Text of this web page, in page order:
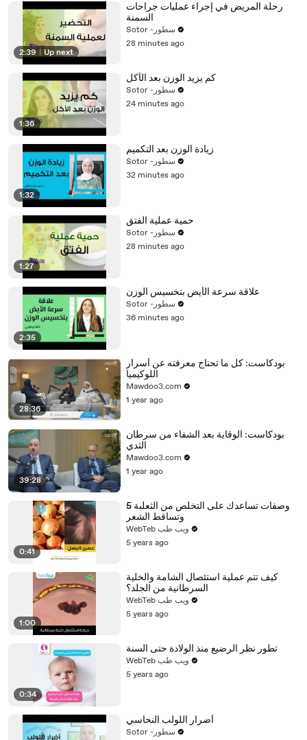
2:39 Up next
رحلة المريض في إجراء عمليات جراحات
السمنة
Sotor -سطور
28 minutes ago
1:36
كم يزيد الوزن بعد الأكل
Sotor -سطور
24 minutes ago
1:32
زيادة الوزن بعد التكميم
Sotor -سطور
32 minutes ago
1:27
حمية عملية الفتق
Sotor -سطور
28 minutes ago
2:35
علاقة سرعة الأيض بتخسيس الوزن
Sotor -سطور
36 minutes ago
28:36
بودكاست: كل ما تحتاج معرفته عن أسرار
اللوكيميا
Mawdoo3.com
1 year ago
39:28
بودكاست: الوقاية بعد الشفاء من سرطان
الثدي
Mawdoo3.com
1 year ago
0:41
5 وصفات تساعدك على التخلص من الثعلبة
وتساقط الشعر
WebTeb ويب طب
5 years ago
1:00
كيف تتم عملية استئصال الشامة والخلية
السرطانية من الجلد؟
WebTeb ويب طب
5 years ago
0:34
تطور نظر الرضيع منذ الولادة حتى السنة
WebTeb ويب طب
5 years ago
أضرار اللولب النحاسي
Sotor -سطور